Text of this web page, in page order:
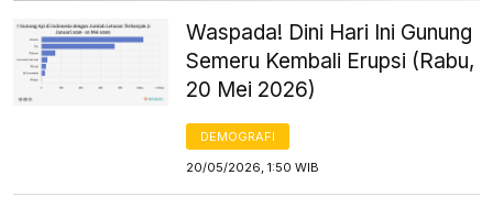
Waspada! Dini Hari Ini Gunung
Semeru Kembali Erupsi (Rabu,
20 Mei 2026)
DEMOGRAFI
20/05/2026, 1:50 WIB